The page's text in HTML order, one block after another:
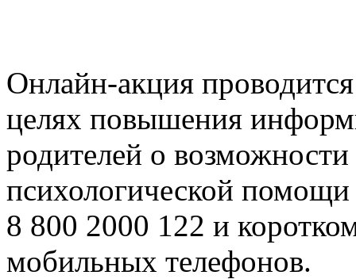
Онлайн-акция
целях повышения
родителей о
психологической
8 800 2000 122 и
мобильных телефонов.